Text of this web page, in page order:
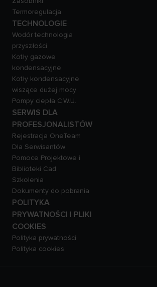
Termoregulacja
TECHNOLOGIE
Wodór technologia
przyszłości
Kotły gazowe
kondensacyjne
Kotły kondensacyjne
wiszące dużej mocy
Pompy ciepła C.W.U.
SERWIS DLA
PROFESJONALISTÓW
Rejestracja OneTeam
Dla Serwisantów
Pomoce Projektowe i
Biblioteki Cad
Szkolenia
Dokumenty do pobrania
POLITYKA
PRYWATNOŚCI I PLIKI
COOKIES
Polityka prywatności
Polityka cookies